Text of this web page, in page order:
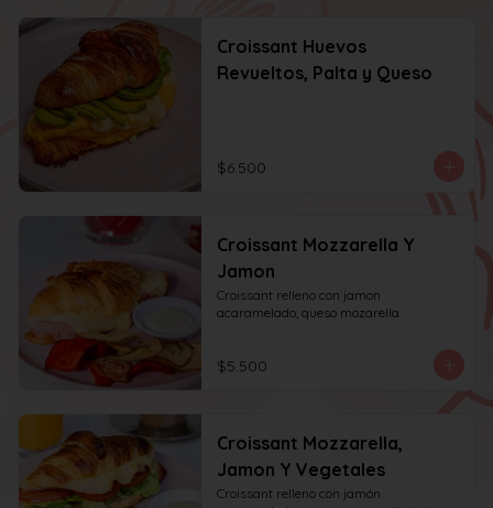
Croissant Huevos
Revueltos, Palta y Queso
$6.500
Croissant Mozzarella Y
Jamon
Croissant relleno con jamon
acaramelado, queso mozarella.
$5.500
Croissant Mozzarella,
Jamon Y Vegetales
Croissant relleno con jamón